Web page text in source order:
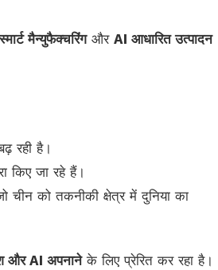
स्मार्ट मैन्युफैक्चरिंगऔर AI आधारित उत्पादन
रही है।
किए जा रहे हैं।
चीन को तकनीकी क्षेत्र में दुनिया का
और AI अपनानेके लिए प्रेरित कर रहा है।